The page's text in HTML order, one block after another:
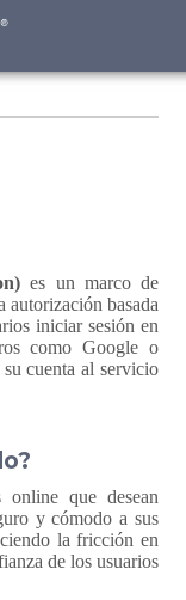
es un marco de
autorización basada
iniciar sesión en
como Google o
su cuenta al servicio
online que desean
y cómodo a sus
la fricción en
de los usuarios